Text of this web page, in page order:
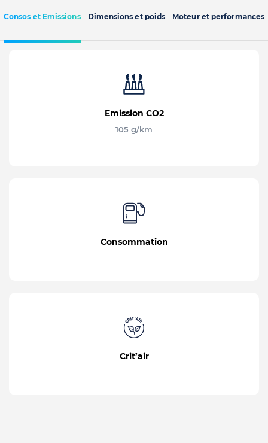
Consos et Emissions Dimensions et poids Moteur et performances
Emission CO2
105 g/km
Consommation
Crit’air